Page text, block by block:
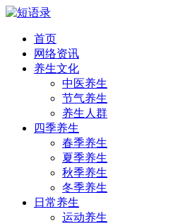
首页
网络资讯
养生文化
中医养生
节气养生
养生人群
四季养生
春季养生
夏季养生
秋季养生
冬季养生
日常养生
运动养生